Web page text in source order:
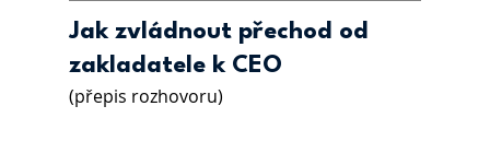
Jak zvládnout přechod od
zakladatele k CEO
(přepis rozhovoru)